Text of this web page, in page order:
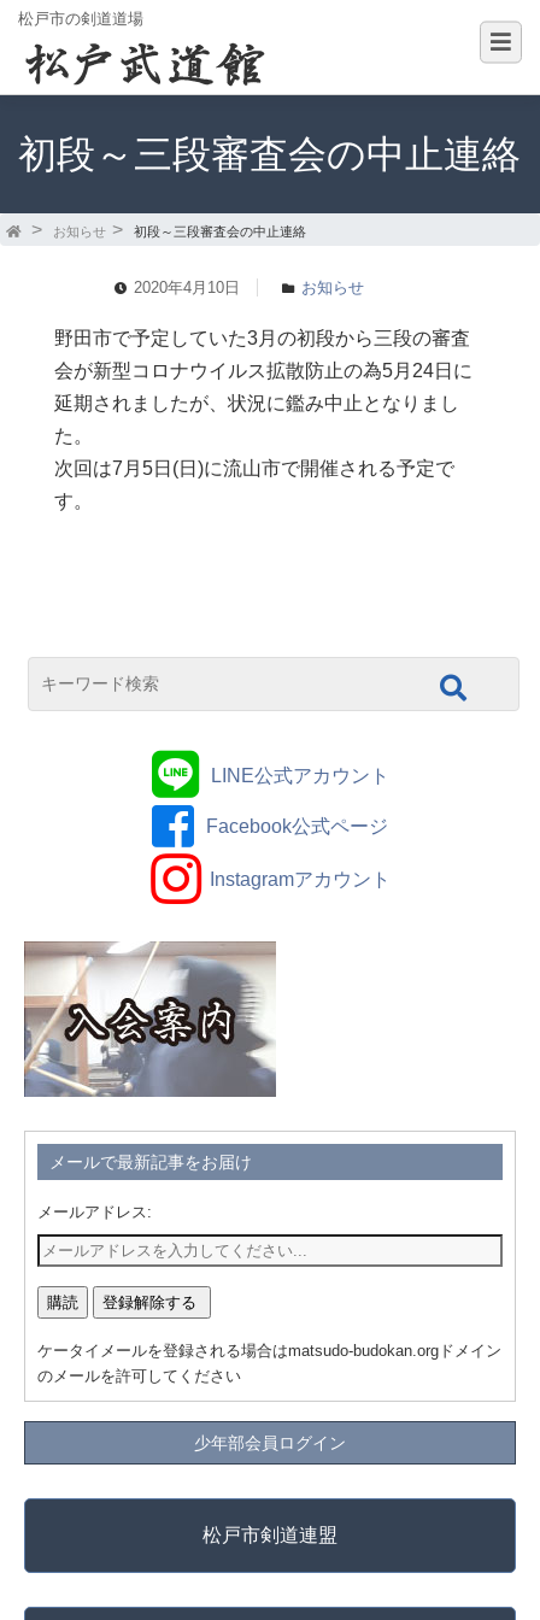
松戸市の剣道道場
初段～三段審査会の中止連絡
お知らせ 初段～三段審査会の中止連絡
2020年4月10日 お知らせ
野田市で予定していた3月の初段から三段の審査
会が新型コロナウイルス拡散防止の為5月24日に
延期されましたが、状況に鑑み中止となりまし
た。
次回は7月5日(日)に流山市で開催される予定で
す。
LINE公式アカウント
Facebook公式ページ
Instagramアカウント
メールで最新記事をお届け
メールアドレス:
ケータイメールを登録される場合はmatsudo-budokan.orgドメイン
のメールを許可してください
少年部会員ログイン
松戸市剣道連盟